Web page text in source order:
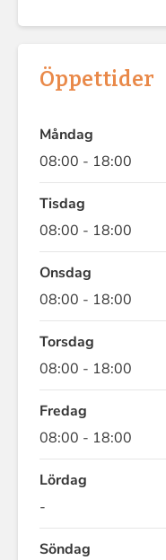
Öppettider
Måndag
08:00 - 18:00
Tisdag
08:00 - 18:00
Onsdag
08:00 - 18:00
Torsdag
08:00 - 18:00
Fredag
08:00 - 18:00
Lördag
-
Söndag